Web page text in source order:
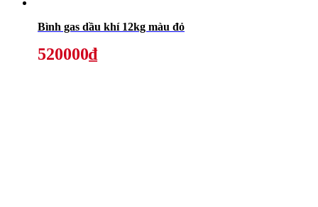
Bình gas dầu khí 12kg màu đỏ
520000₫